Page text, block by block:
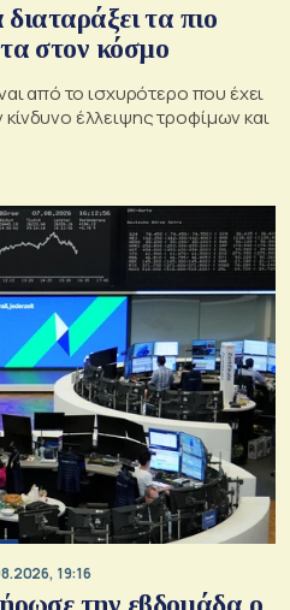
τα πιο
στον κόσμο
από το ισχυρότερο που έχει
έλλειψης τροφίμων και
19:16